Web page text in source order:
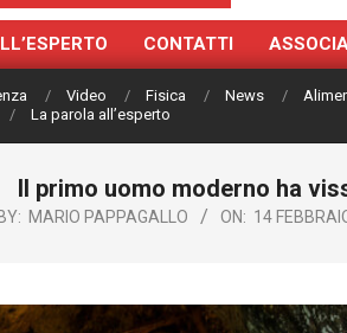
CONTATTI
Video Fisica News
La parola all’esperto
Il primo uomo moderno ha
BY: MARIO PAPPAGALLO ON: 14